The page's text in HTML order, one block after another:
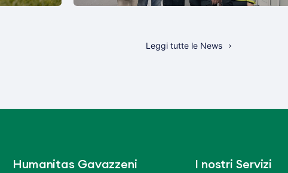
Leggi tutte le News
Humanitas Gavazzeni I nostri Servizi